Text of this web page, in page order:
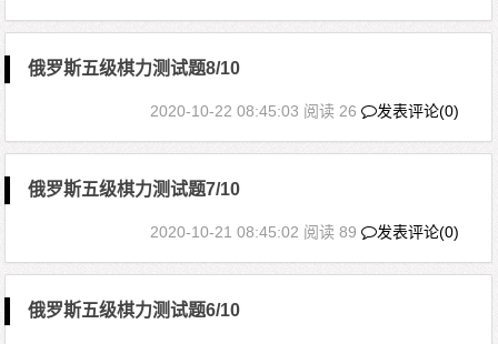
俄罗斯五级棋力测试题8/10
2020-10-22 08:45:03 阅读 26 发表评论(0)
俄罗斯五级棋力测试题7/10
2020-10-21 08:45:02 阅读 89 发表评论(0)
俄罗斯五级棋力测试题6/10